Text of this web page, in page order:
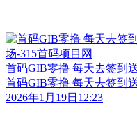
首码GIB零撸 每天去签到
首码GIB零撸 每天去签到
2026年1月19日12:23